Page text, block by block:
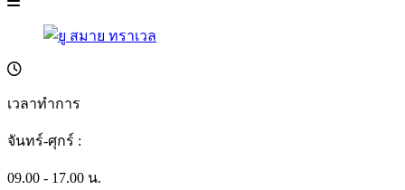
เวลาทำการ
จันทร์-ศุกร์ :
09.00 - 17.00 น.